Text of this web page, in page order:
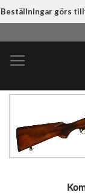
Beställningar görs
till
innehållet
av
bildgalleriet